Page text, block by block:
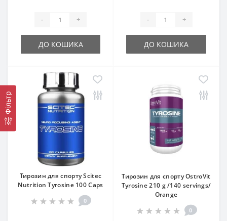
Фільтр
- +
ДО КОШИКА
- +
ДО КОШИКА
Тирозин для спорту Scitec
Nutrition Tyrosine 100 Caps
0
Тирозин для спорту OstroVit
Tyrosine 210 g /140 servings/
Orange
0